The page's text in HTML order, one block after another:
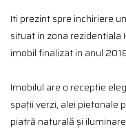
Iti prezint spre inchiriere
situat in zona rezidentiala
imobil finalizat in anul
Imobilul are o receptie
spații verzi, alei pietonale
piatră naturală și